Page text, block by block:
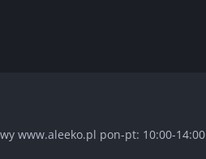
www.aleeko.pl pon-pt: 10:00-14:00